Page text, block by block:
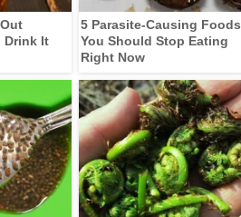
Drink It
5 Parasite-Causing Foods
You Should Stop Eating
Right Now